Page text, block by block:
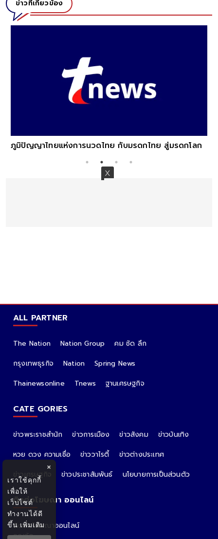
ข่าวที่เกี่ยวข้อง
ภูมิปัญญาไทยแห่งการนวดไทย กับมรดกไทย สู่มรดกโลก
ALL PARTNER
The Nation Nation Group
คม ชัด ลึก
กรุงเทพธุรกิจ
Nation
Spring News
Thainewsonline
Tnews ฐานเศรษฐกิจ
CATE GORIES
ข่าวพระราชสำนัก ข่าวการเมือง ข่าวสังคม
ข่าวบันเทิง
หวย ดวง ความเชื่อ
ข่าววาไรตี้
ข่าวต่างประเทศ
ข่าวเศรษฐกิจ
ข่าวประชาสัมพันธ์ นโยบายการเป็นส่วนตัว
ติดต่อโฆษณา ออนไลน์
ติดต่อโฆษณาออนไลน์
คุณอ้อ
×
เราใช้คุกกี้
เพื่อให้
เว็บไซต์
ทำงานได้ดี
ขึ้นเพิ่มเติม